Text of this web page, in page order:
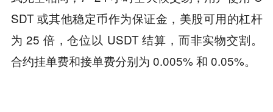
SDT 或其他稳定币作为保证金，美股可用的杠杆
为 25 倍，仓位以 USDT 结算，而非实物交割。
合约挂单费和接单费分别为 0.005% 和 0.05%。